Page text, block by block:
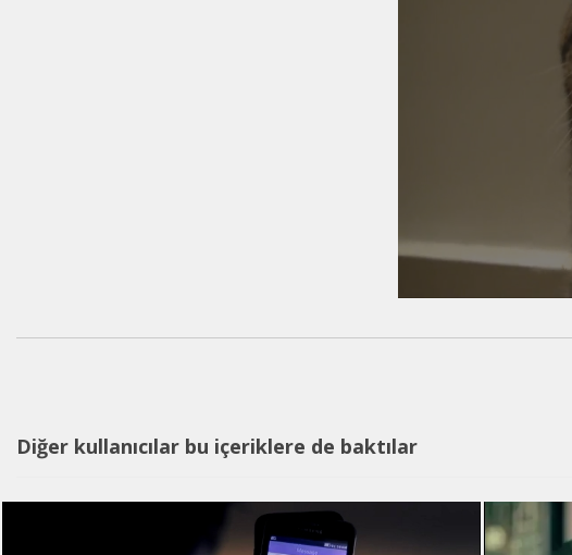
Diğer kullanıcılar bu içeriklere de baktılar